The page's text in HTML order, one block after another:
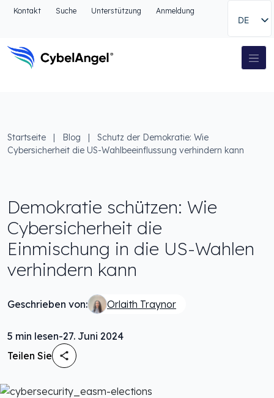
Zum Kopfbereich
Zur Suche gehen
Zum Fußbereich
Kontakt Suche Unterstützung Anmeldung
DE
Hauptnavigation
Startseite | Blog |
Schutz der Demokratie: Wie
Cybersicherheit die US-Wahlbeeinflussung verhindern kann
Demokratie schützen: Wie
Cybersicherheit die
Einmischung in die US-Wahlen
verhindern kann
Geschrieben von: Orlaith Traynor
5 min lesen-27. Juni 2024
Teilen Sie